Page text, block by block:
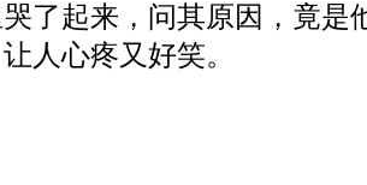
了起来，问其原因，竟是
人心疼又好笑。